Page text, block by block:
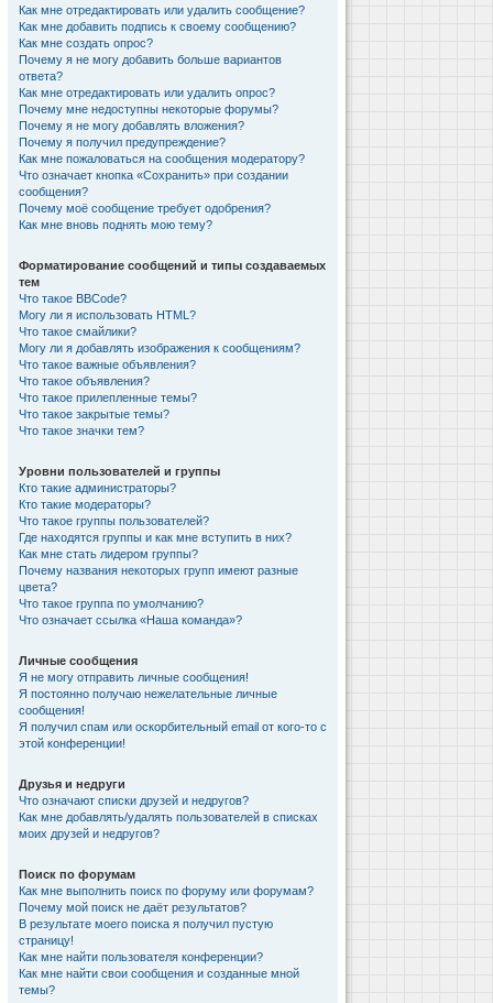
Как мне отредактировать или удалить сообщение?
Как мне добавить подпись к своему сообщению?
Как мне создать опрос?
Почему я не могу добавить больше вариантов
ответа?
Как мне отредактировать или удалить опрос?
Почему мне недоступны некоторые форумы?
Почему я не могу добавлять вложения?
Почему я получил предупреждение?
Как мне пожаловаться на сообщения модератору?
Что означает кнопка «Сохранить» при создании
сообщения?
Почему моё сообщение требует одобрения?
Как мне вновь поднять мою тему?
Форматирование сообщений и типы создаваемых
тем
Что такое BBCode?
Могу ли я использовать HTML?
Что такое смайлики?
Могу ли я добавлять изображения к сообщениям?
Что такое важные объявления?
Что такое объявления?
Что такое прилепленные темы?
Что такое закрытые темы?
Что такое значки тем?
Уровни пользователей и группы
Кто такие администраторы?
Кто такие модераторы?
Что такое группы пользователей?
Где находятся группы и как мне вступить в них?
Как мне стать лидером группы?
Почему названия некоторых групп имеют разные
цвета?
Что такое группа по умолчанию?
Что означает ссылка «Наша команда»?
Личные сообщения
Я не могу отправить личные сообщения!
Я постоянно получаю нежелательные личные
сообщения!
Я получил спам или оскорбительный email от кого-то с
этой конференции!
Друзья и недруги
Что означают списки друзей и недругов?
Как мне добавлять/удалять пользователей в списках
моих друзей и недругов?
Поиск по форумам
Как мне выполнить поиск по форуму или форумам?
Почему мой поиск не даёт результатов?
В результате моего поиска я получил пустую
страницу!
Как мне найти пользователя конференции?
Как мне найти свои сообщения и созданные мной
темы?